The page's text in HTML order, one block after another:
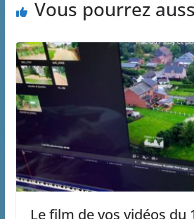
Vous pourrez
Le film de vos vidéos du